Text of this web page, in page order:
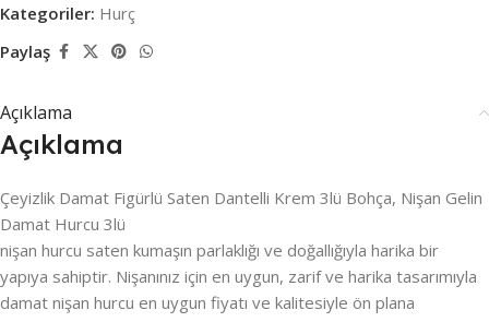
Kategoriler: Hurç
Paylaş
Açıklama
Açıklama
Çeyizlik Damat Figürlü Saten Dantelli Krem 3lü Bohça, Nişan Gelin
Damat Hurcu 3lü
nişan hurcu saten kumaşın parlaklığı ve doğallığıyla harika bir
yapıya sahiptir. Nişanınız için en uygun, zarif ve harika tasarımıyla
damat nişan hurcu en uygun fiyatı ve kalitesiyle ön plana